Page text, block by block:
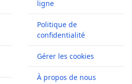
ligne
Politique de
confidentialité
Gérer les cookies
À propos de nous